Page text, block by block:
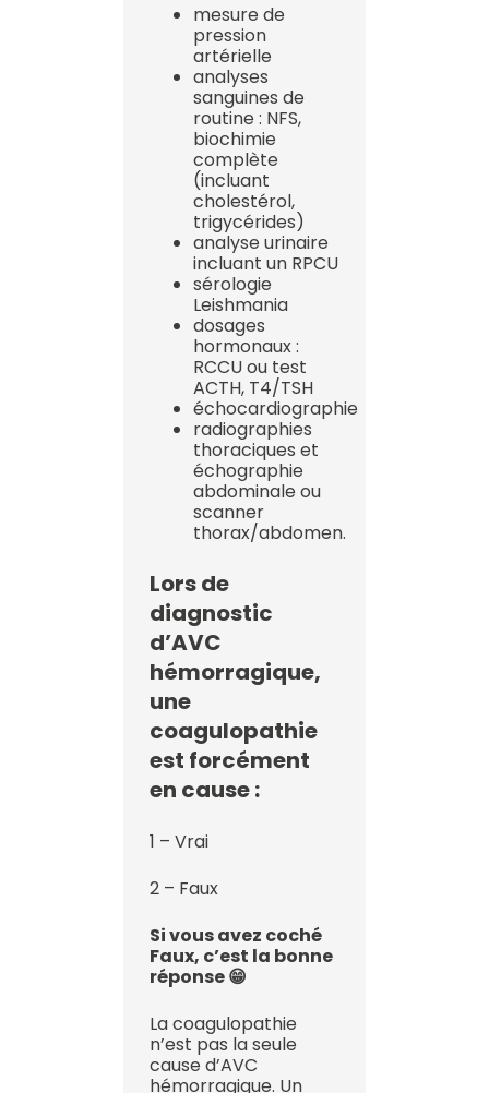
mesure de
pression
artérielle
analyses
sanguines de
routine : NFS,
biochimie
complète
(incluant
cholestérol,
trigycérides)
analyse urinaire
incluant un RPCU
sérologie
Leishmania
dosages
hormonaux :
RCCU ou test
ACTH, T4/TSH
échocardiographie
radiographies
thoraciques et
échographie
abdominale ou
scanner
thorax/abdomen.
Lors de
diagnostic
d’AVC
hémorragique,
une
coagulopathie
est forcément
en cause :
1 – Vrai
2 – Faux
Si vous avez coché
Faux, c’est la bonne
réponse 😁
La coagulopathie
n’est pas la seule
cause d’AVC
hémorragique. Un